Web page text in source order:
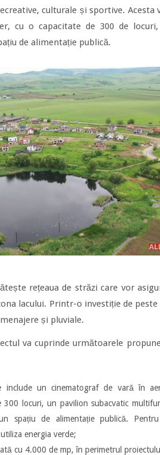
culturale și sportive. Acesta
cu o capacitate de 300 de
de alimentație publică.
rețeaua de străzi care vor
lacului. Printr-o investiție de
și pluviale.
va cuprinde următoarele
include un cinematograf de vară în
locuri, un pavilion subacvatic
spațiu de alimentație publică. Pentru
energia verde;
cu 4.000 de mp, în perimetrul